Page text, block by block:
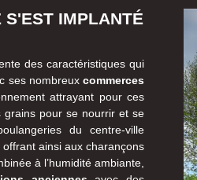
S'EST IMPLANTÉ
des caractéristiques qui
ses nombreux commerces
attrayant pour ces
grains pour se nourrir et se
du centre-ville
ainsi aux charançons
à l’humidité ambiante,